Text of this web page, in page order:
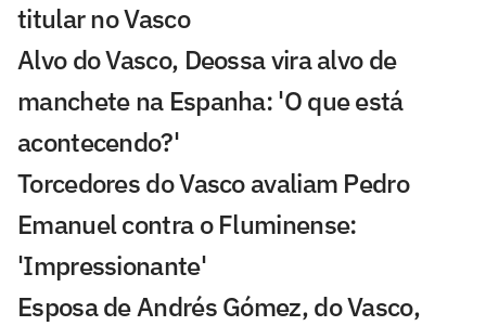
titular no Vasco
Alvo do Vasco, Deossa vira alvo de
manchete na Espanha: 'O que está
acontecendo?'
Torcedores do Vasco avaliam Pedro
Emanuel contra o Fluminense:
'Impressionante'
Esposa de Andrés Gómez, do Vasco,